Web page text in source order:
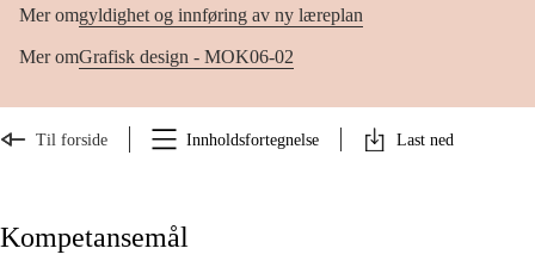
Mer omgyldighet og innføring av ny læreplan
Mer omGrafisk design - MOK06-02
Til forside Innholdsfortegnelse Last ned
Kompetansemål